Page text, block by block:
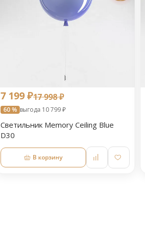
7 199 ₽17 998 ₽
60 % выгода 10 799 ₽
Светильник Memory Ceiling Blue
D30
В корзину